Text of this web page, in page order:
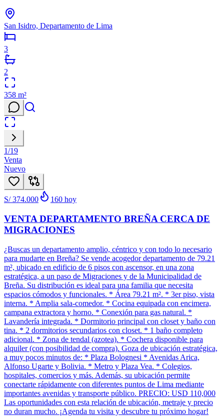
San Isidro, Departamento de Lima
3
2
358 m²
1/19
Venta
Nuevo
S/ 374.000 160 hoy
VENTA DEPARTAMENTO BREÑA CERCA DE
MIGRACIONES
¿Buscas un departamento amplio, céntrico y con todo lo necesario
para mudarte en Breña? Se vende acogedor departamento de 79.21
m², ubicado en edificio de 6 pisos con ascensor, en una zona
estratégica, a un paso de Migraciones y de la Municipalidad de
Breña. Su distribución es ideal para una familia que necesita
espacios cómodos y funcionales. * Área 79.21 m². * 3er piso, vista
interna. * Amplia sala-comedor. * Cocina equipada con encimera,
campana extractora y horno. * Conexión para gas natural. *
Lavandería integrada. * Dormitorio principal con closet y baño con
tina. * 2 dormitorios secundarios con closet. * 1 baño completo
adicional. * Zona de tendal (azotea). * Cochera disponible para
alquiler (con posibilidad de compra). Goza de ubicación estratégica,
a muy pocos minutos de: * Plaza Bolognesi * Avenidas Arica,
Alfonso Ugarte y Bolivia. * Metro y Plaza Vea. * Colegios,
hospitales, comercios y más. Además, su ubicación permite
conectarte rápidamente con diferentes puntos de Lima mediante
importantes avenidas y transporte público. PRECIO: USD 110,000
Las oportunidades con esta relación de ubicación, metraje y precio
no duran mucho. ¡Agenda tu visita y descubre tu próximo hogar!